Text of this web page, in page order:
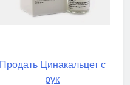
Продать Цинакальцет с
рук